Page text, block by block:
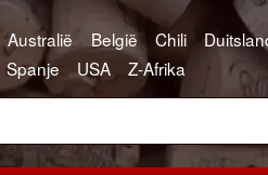
Australië België Chili
Spanje USA Z-Afrika